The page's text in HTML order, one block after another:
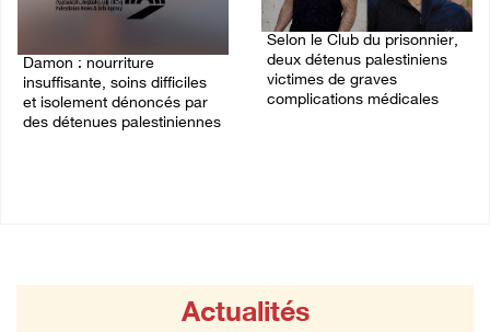
Damon : nourriture
insuffisante, soins difficiles
et isolement dénoncés par
des détenues palestiniennes
Selon le Club du prisonnier,
deux détenus palestiniens
victimes de graves
complications médicales
Actualités